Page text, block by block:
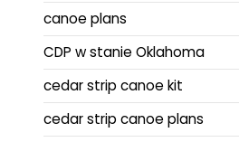
canoe plans
CDP w stanie Oklahoma
cedar strip canoe kit
cedar strip canoe plans